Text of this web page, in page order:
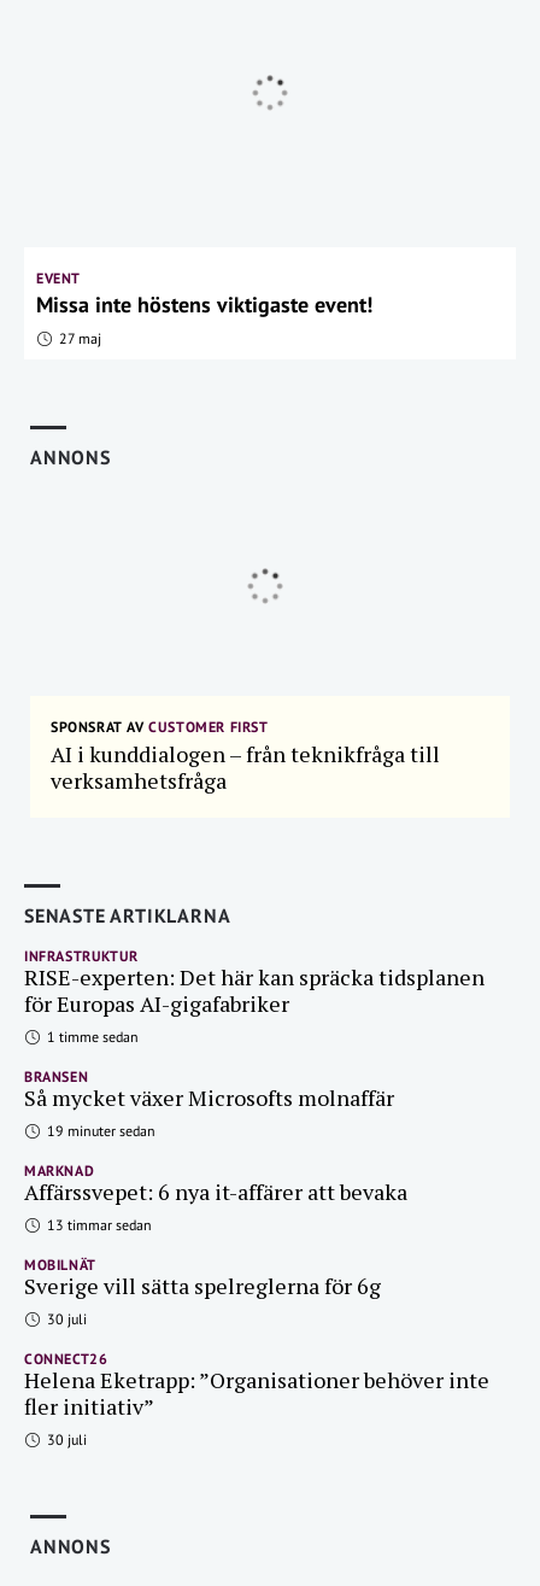
EVENT
Missa inte höstens viktigaste event!
27 maj
ANNONS
SPONSRAT AVCUSTOMER FIRST
AI i kunddialogen – från teknikfråga till
verksamhetsfråga
SENASTE ARTIKLARNA
INFRASTRUKTUR
RISE-experten: Det här kan spräcka tidsplanen
för Europas AI-gigafabriker
1 timme sedan
BRANSEN
Så mycket växer Microsofts molnaffär
19 minuter sedan
MARKNAD
Affärssvepet: 6 nya it-affärer att bevaka
13 timmar sedan
MOBILNÄT
Sverige vill sätta spelreglerna för 6g
30 juli
CONNECT26
Helena Eketrapp: ”Organisationer behöver inte
fler initiativ”
30 juli
ANNONS